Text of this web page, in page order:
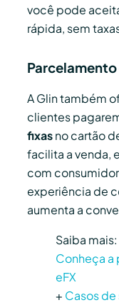
você pode
rápida, sem
A Glin também
clientes
fixasno cartão
facilita a venda,
com
experiência de
aumenta a
Saiba mais:
Conheça a
eFX
+ Casos